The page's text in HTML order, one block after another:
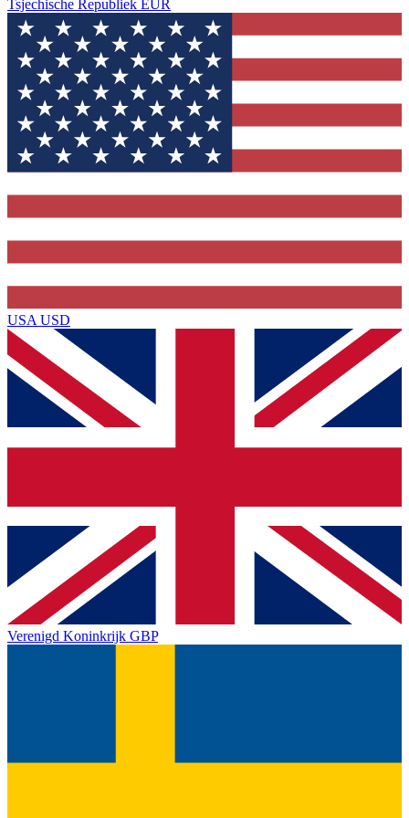
Tsjechische Republiek EUR
USA USD
Verenigd Koninkrijk GBP